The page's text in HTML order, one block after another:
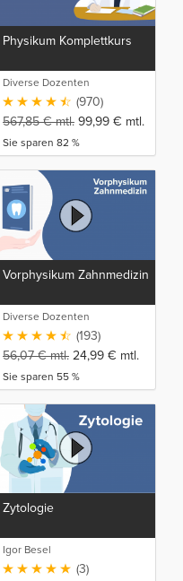
Physikum Komplettkurs
Diverse Dozenten
(970)
567,85€mtl. 99,99 € mtl.
Sie sparen 82 %
Vorphysikum Zahnmedizin
Diverse Dozenten
(193)
56,07€mtl. 24,99 € mtl.
Sie sparen 55 %
Zytologie
Igor Besel
(3)